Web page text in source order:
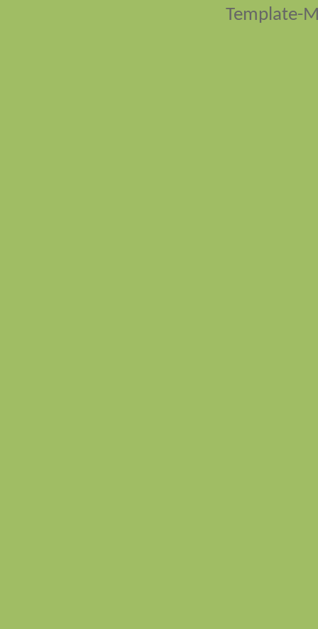
Template-